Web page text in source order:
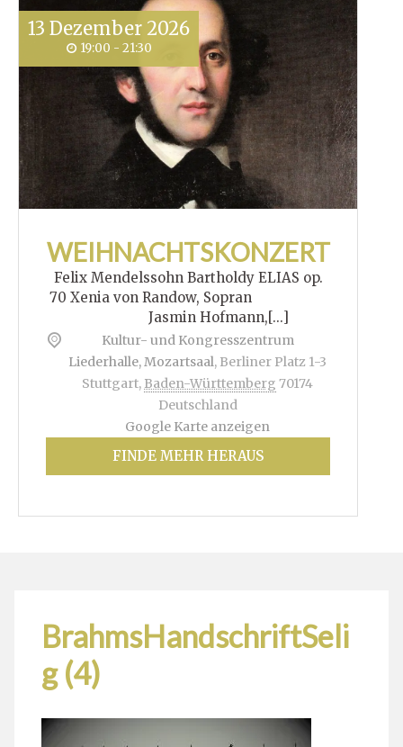
13 Dezember 2026
19:00 - 21:30
WEIHNACHTSKONZERT
Felix Mendelssohn Bartholdy ELIAS op.
70 Xenia von Randow, Sopran
Jasmin Hofmann,[...]
Kultur- und Kongresszentrum
Liederhalle, Mozartsaal, Berliner Platz 1-3
Stuttgart, Baden-Württemberg 70174
Deutschland
Google Karte anzeigen
FINDE MEHR HERAUS
BrahmsHandschriftSeli
g (4)